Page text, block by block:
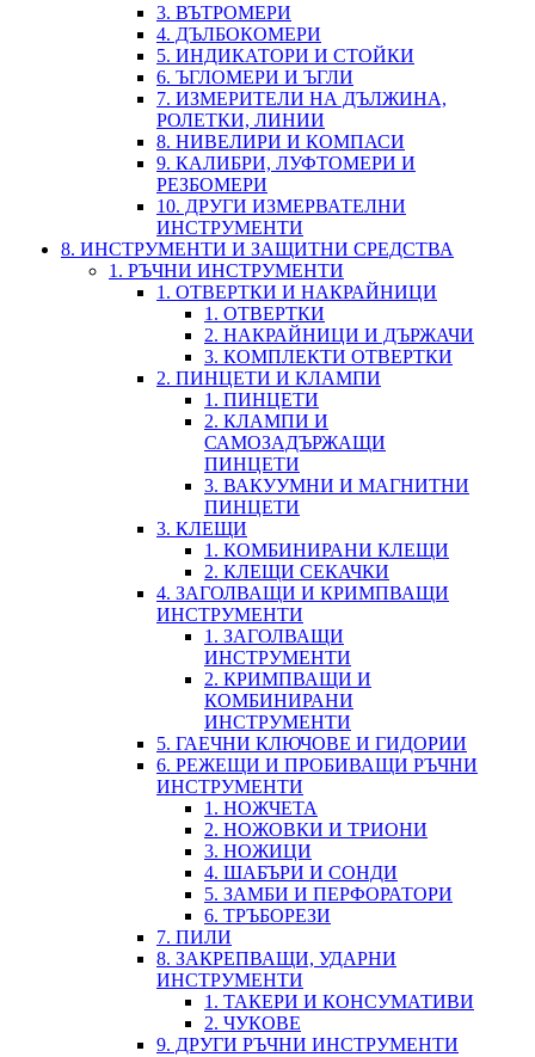
3. ВЪТРОМЕРИ
4. ДЪЛБОКОМЕРИ
5. ИНДИКАТОРИ И СТОЙКИ
6. ЪГЛОМЕРИ И ЪГЛИ
7. ИЗМЕРИТЕЛИ НА ДЪЛЖИНА,
РОЛЕТКИ, ЛИНИИ
8. НИВЕЛИРИ И КОМПАСИ
9. КАЛИБРИ, ЛУФТОМЕРИ И
РЕЗБОМЕРИ
10. ДРУГИ ИЗМЕРВАТЕЛНИ
ИНСТРУМЕНТИ
8. ИНСТРУМЕНТИ И ЗАЩИТНИ СРЕДСТВА
1. РЪЧНИ ИНСТРУМЕНТИ
1. ОТВЕРТКИ И НАКРАЙНИЦИ
1. ОТВЕРТКИ
2. НАКРАЙНИЦИ И ДЪРЖАЧИ
3. КОМПЛЕКТИ ОТВЕРТКИ
2. ПИНЦЕТИ И КЛАМПИ
1. ПИНЦЕТИ
2. КЛАМПИ И
САМОЗАДЪРЖАЩИ
ПИНЦЕТИ
3. ВАКУУМНИ И МАГНИТНИ
ПИНЦЕТИ
3. КЛЕЩИ
1. КОМБИНИРАНИ КЛЕЩИ
2. КЛЕЩИ СЕКАЧКИ
4. ЗАГОЛВАЩИ И КРИМПВАЩИ
ИНСТРУМЕНТИ
1. ЗАГОЛВАЩИ
ИНСТРУМЕНТИ
2. КРИМПВАЩИ И
КОМБИНИРАНИ
ИНСТРУМЕНТИ
5. ГАЕЧНИ КЛЮЧОВЕ И ГИДОРИИ
6. РЕЖЕЩИ И ПРОБИВАЩИ РЪЧНИ
ИНСТРУМЕНТИ
1. НОЖЧЕТА
2. НОЖОВКИ И ТРИОНИ
3. НОЖИЦИ
4. ШАБЪРИ И СОНДИ
5. ЗАМБИ И ПЕРФОРАТОРИ
6. ТРЪБОРЕЗИ
7. ПИЛИ
8. ЗАКРЕПВАЩИ, УДАРНИ
ИНСТРУМЕНТИ
1. ТАКЕРИ И КОНСУМАТИВИ
2. ЧУКОВЕ
9. ДРУГИ РЪЧНИ ИНСТРУМЕНТИ